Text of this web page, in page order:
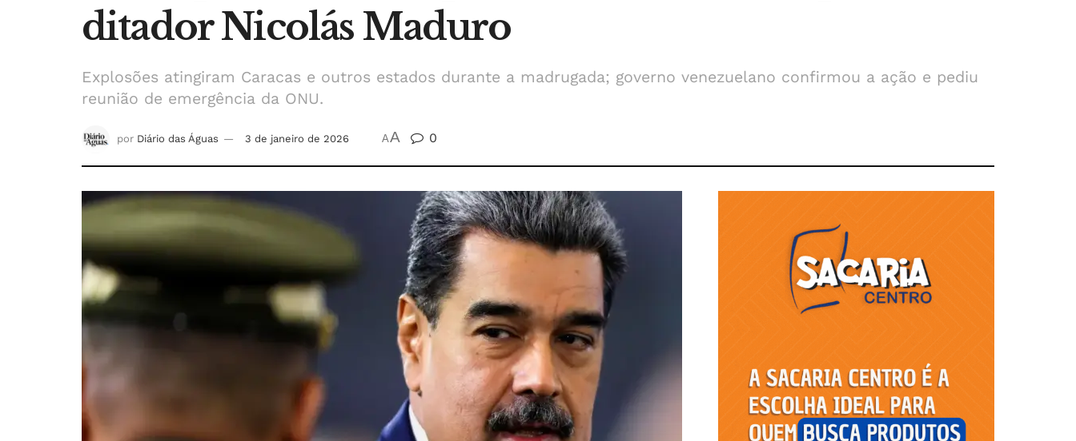
ditador Nicolás Maduro
Explosões atingiram Caracas e outros estados durante a madrugada; governo venezuelano confirmou a ação e pediu
reunião de emergência da ONU.
por Diário das Águas 3 de janeiro de 2026 AA 0